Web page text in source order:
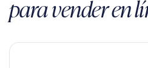
para vender en